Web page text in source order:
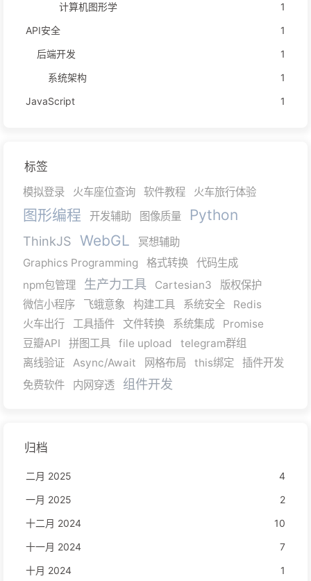
计算机图形学
1
API安全
1
后端开发
1
系统架构
1
JavaScript
1
标签
模拟登录 火车座位查询 软件教程 火车旅行体验
图形编程 开发辅助 图像质量 Python
ThinkJS WebGL
冥想辅助
Graphics Programming
格式转换
代码生成
npm包管理
生产力工具 Cartesian3
版权保护
微信小程序
飞蛾意象 构建工具 系统安全
Redis
火车出行
工具插件 文件转换 系统集成
Promise
豆瓣API
拼图工具 file upload
telegram群组
离线验证
Async/Await 网格布局 this绑定
插件开发
免费软件
内网穿透 组件开发
归档
二月 2025
4
一月 2025
2
十二月 2024
10
十一月 2024
7
十月 2024
1